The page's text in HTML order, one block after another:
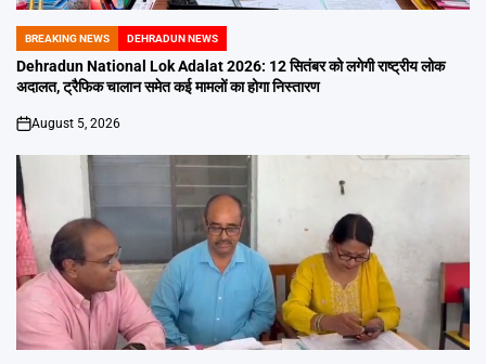
POSTED
IN
BREAKING NEWS DEHRADUN NEWS
Dehradun National Lok Adalat 2026: 12 सितंबर को लगेगी राष्ट्रीय लोक
अदालत, ट्रैफिक चालान समेत कई मामलों का होगा निस्तारण
on
August 5, 2026